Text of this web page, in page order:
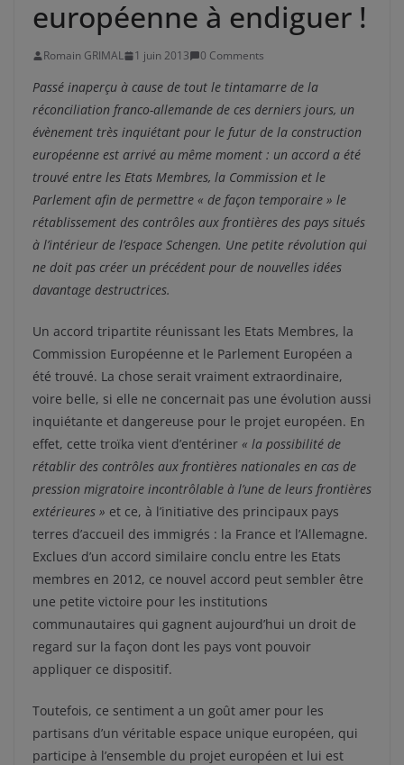
européenne à endiguer !
Romain GRIMAL 1 juin 2013 0 Comments
Passé inaperçu à cause de tout le tintamarre de la
réconciliation franco-allemande de ces derniers jours, un
évènement très inquiétant pour le futur de la construction
européenne est arrivé au même moment : un accord a été
trouvé entre les Etats Membres, la Commission et le
Parlement afin de permettre « de façon temporaire » le
rétablissement des contrôles aux frontières des pays situés
à l’intérieur de l’espace Schengen. Une petite révolution qui
ne doit pas créer un précédent pour de nouvelles idées
davantage destructrices.
Un accord tripartite réunissant les Etats Membres, la
Commission Européenne et le Parlement Européen a
été trouvé. La chose serait vraiment extraordinaire,
voire belle, si elle ne concernait pas une évolution aussi
inquiétante et dangereuse pour le projet européen. En
effet, cette troïka vient d’entériner « la possibilité de
rétablir des contrôles aux frontières nationales en cas de
pression migratoire incontrôlable à l’une de leurs frontières
extérieures » et ce, à l’initiative des principaux pays
terres d’accueil des immigrés : la France et l’Allemagne.
Exclues d’un accord similaire conclu entre les Etats
membres en 2012, ce nouvel accord peut sembler être
une petite victoire pour les institutions
communautaires qui gagnent aujourd’hui un droit de
regard sur la façon dont les pays vont pouvoir
appliquer ce dispositif.
Toutefois, ce sentiment a un goût amer pour les
partisans d’un véritable espace unique européen, qui
participe à l’ensemble du projet européen et lui est